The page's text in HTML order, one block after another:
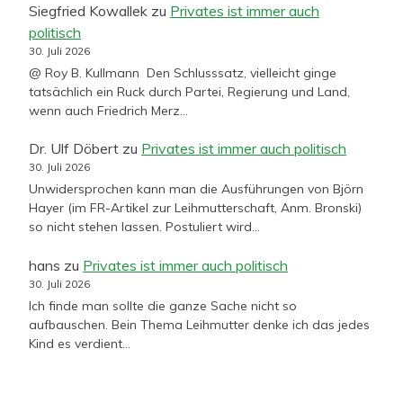
Siegfried Kowallek zu Privates ist immer auch
politisch
30. Juli 2026
@ Roy B. Kullmann Den Schlusssatz, vielleicht ginge
tatsächlich ein Ruck durch Partei, Regierung und Land,
wenn auch Friedrich Merz…
Dr. Ulf Döbert zu Privates ist immer auch politisch
30. Juli 2026
Unwidersprochen kann man die Ausführungen von Björn
Hayer (im FR-Artikel zur Leihmutterschaft, Anm. Bronski)
so nicht stehen lassen. Postuliert wird…
hans zu Privates ist immer auch politisch
30. Juli 2026
Ich finde man sollte die ganze Sache nicht so
aufbauschen. Bein Thema Leihmutter denke ich das jedes
Kind es verdient…